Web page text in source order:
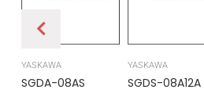
YASKAWA
SGDA-08AS
YASKAWA
SGDS-08A12A